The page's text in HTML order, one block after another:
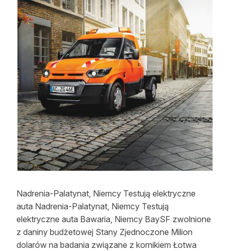
Auto do lasu
Dla drwala
Leśnik na zakupach
Z zagranicy
Edukacja
Lasy prywatne
O nas
Prenumerata
Reklama
Nadrenia-Palatynat, Niemcy Testują elektryczne
auta Nadrenia-Palatynat, Niemcy Testują
elektryczne auta Bawaria, Niemcy BaySF zwolnione
z daniny budżetowej Stany Zjednoczone Milion
dolarów na badania związane z kornikiem Łotwa